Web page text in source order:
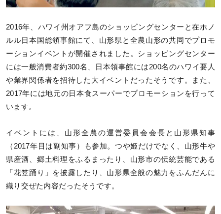
2016年、ハワイ州オアフ島のショッピングセンターと在ホノ
ルル日本国総領事館にて、山形県と全農山形の共同でプロモ
ーションイベントが開催されました。ショッピングセンター
には一般消費者約300名、日本領事館には200名のハワイ要人
や業界関係者を招待した大イベントだったそうです。また、
2017年には地元の日本食スーパーでプロモーションを行って
います。
イベントには、山形全農の運営委員会会長と山形県知事
（2017年目は副知事）も参加。つや姫だけでなく、山形牛や
県産酒、郷土料理をふるまったり、山形市の伝統芸能である
「花笠踊り」を披露したり、山形県全般の魅力をふんだんに
織り交ぜた内容だったそうです。